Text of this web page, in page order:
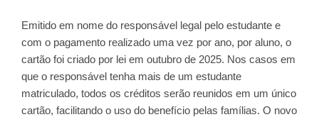
Emitido em nome do responsável legal pelo estudante e
com o pagamento realizado uma vez por ano, por aluno, o
cartão foi criado por lei em outubro de 2025. Nos casos em
que o responsável tenha mais de um estudante
matriculado, todos os créditos serão reunidos em um único
cartão, facilitando o uso do benefício pelas famílias. O novo